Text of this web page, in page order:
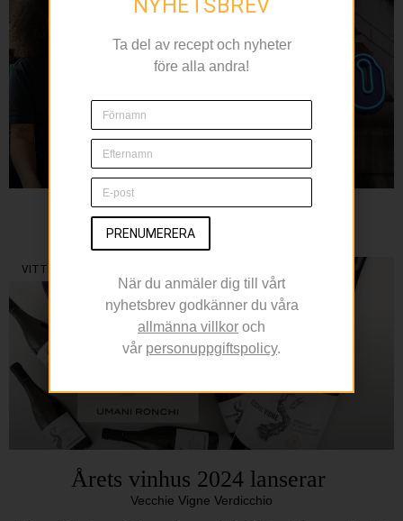
JUNO
– Medelhavspuls och genuin värme på Kungsholmen
VITT VIN
Årets vinhus 2024 lanserar
Vecchie Vigne Verdicchio
NYHETSBREV
Ta del av recept och nyheter
före alla andra!
PRENUMERERA
När du anmäler dig till vårt
nyhetsbrev godkänner du våra
allmänna villkor och
vår personuppgiftspolicy.